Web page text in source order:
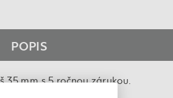
POPIS
mm s 5 ročnou zárukou.